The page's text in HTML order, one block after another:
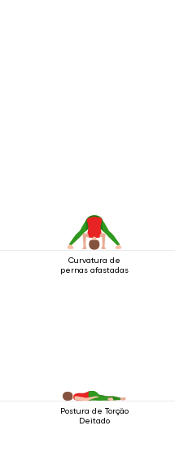
Curvatura de
pernas afastadas
Postura de Torção
Deitado